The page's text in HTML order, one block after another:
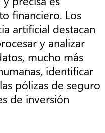
financiero. Los
artificial destacan
y analizar
mucho más
identificar
pólizas de seguro
de inversión